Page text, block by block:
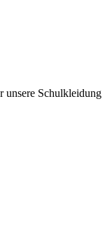
unsere Schulkleidung